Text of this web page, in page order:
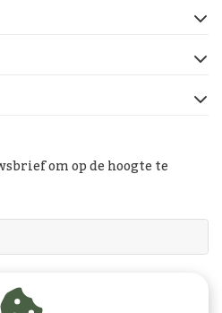
om op de hoogte te